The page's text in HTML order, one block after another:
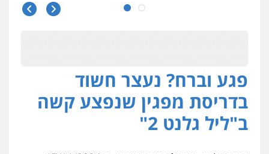
עו"ד עלי סעדי
ליווי וייצוג בחקירות
מצגר ושות', חברת עורכי דין
נדל"ן / עסקים משפחה תעבורה
הוצאה לפועל
0545402829
פגע וברח? נעצר חשוד
בדריסת מפגין שנפצע קשה
ב"ליל גלנט 2"